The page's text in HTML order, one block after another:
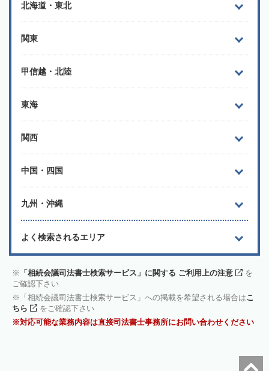
北海道・東北
関東
甲信越・北陸
東海
関西
中国・四国
九州・沖縄
よく検索されるエリア
「相続会議司法書士検索サービス」に関する ご利用上の注意
を
ご確認下さい
「相続会議司法書士検索サービス」への掲載を希望される場合はこ
ちら
をご確認下さい
対応可能な業務内容は直接司法書士事務所にお問い合わせください